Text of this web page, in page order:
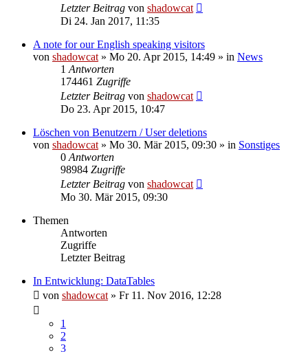
Letzter Beitrag von shadowcat
Di 24. Jan 2017, 11:35
A note for our English speaking visitors
von shadowcat » Mo 20. Apr 2015, 14:49 » in News
1 Antworten
174461 Zugriffe
Letzter Beitrag von shadowcat
Do 23. Apr 2015, 10:47
Löschen von Benutzern / User deletions
von shadowcat » Mo 30. Mär 2015, 09:30 » in Sonstiges
0 Antworten
98984 Zugriffe
Letzter Beitrag von shadowcat
Mo 30. Mär 2015, 09:30
Themen
Antworten
Zugriffe
Letzter Beitrag
In Entwicklung: DataTables
von shadowcat » Fr 11. Nov 2016, 12:28
1
2
3